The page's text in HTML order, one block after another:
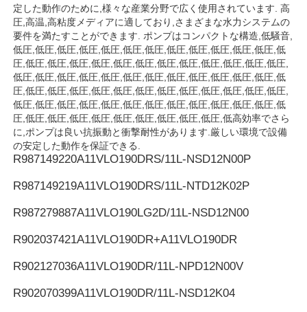
事件
引金 を 求め て ください
Rexrothの油圧ポンプ
Parkerの油圧ポンプ
レックスロスの水力弁
定した動作のために,様々な産業分野で広く使用されています. 高
圧,高温,高粘度メディアに適しており,さまざまな水力システムの
要件を満たすことができます. ポンプはコンパクトな構造,低騒音,
低圧,低圧,低圧,低圧,低圧,低圧,低圧,低圧,低圧,低圧,低圧,低圧,低
圧,低圧,低圧,低圧,低圧,低圧,低圧,低圧,低圧,低圧,低圧,低圧,低圧,
低圧,低圧,低圧,低圧,低圧,低圧,低圧,低圧,低圧,低圧,低圧,低圧,低
圧,低圧,低圧,低圧,低圧,低圧,低圧,低圧,低圧,低圧,低圧,低圧,低圧,
低圧,低圧,低圧,低圧,低圧,低圧,低圧,低圧,低圧,低圧,低圧,低圧,低
圧,低圧,低圧,低圧,低圧,低圧,低圧,低圧,低圧,低圧,低高効率でさら
に,ポンプは良い抗振動と衝撃耐性があります.厳しい環境で設備
の安定した動作を保証できる.
R987149220A11VLO190DRS/11L-NSD12N00P
R987149219A11VLO190DRS/11L-NTD12K02P
R987279887A11VLO190LG2D/11L-NSD12N00
R902037421A11VLO190DR+A11VLO190DR
R902127036A11VLO190DR/11L-NPD12N00V
R902070399A11VLO190DR/11L-NSD12K04